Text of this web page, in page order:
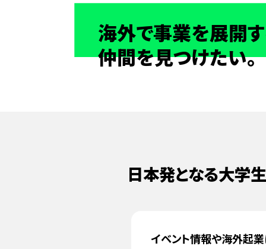
海外で事業を展開
仲間を見つけたい。
日本発となる大学
イベント情報や海外起